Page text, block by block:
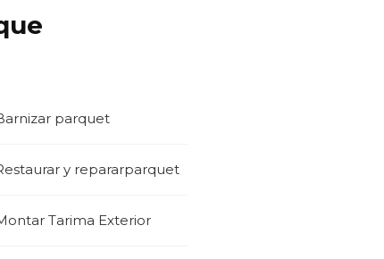
parquet
y repararparquet
Tarima Exterior